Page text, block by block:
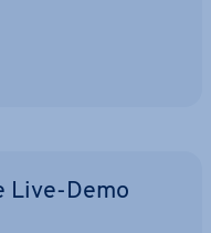
Live-Demo